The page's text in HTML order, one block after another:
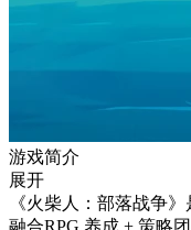
游戏简介
展开
《火柴人：部落战争
融合RPG 养成 + 策略